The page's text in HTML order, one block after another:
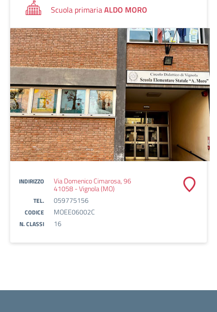
Scuola primariaALDO MORO
INDIRIZZO Via Domenico Cimarosa, 96
41058 - Vignola (MO)
TEL. 059775156
CODICE MOEE06002C
N. CLASSI 16